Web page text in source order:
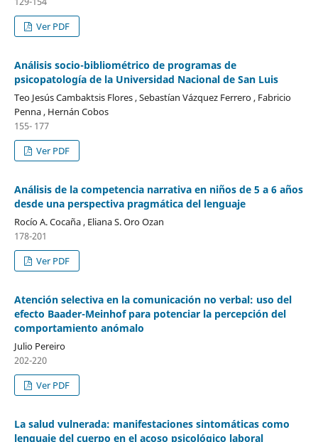
Ver PDF
Análisis socio-bibliométrico de programas de
psicopatología de la Universidad Nacional de San Luis
Teo Jesús Cambaktsis Flores , Sebastían Vázquez Ferrero , Fabricio
Penna , Hernán Cobos
155- 177
Ver PDF
Análisis de la competencia narrativa en niños de 5 a 6 años
desde una perspectiva pragmática del lenguaje
Rocío A. Cocaña , Eliana S. Oro Ozan
178-201
Ver PDF
Atención selectiva en la comunicación no verbal: uso del
efecto Baader-Meinhof para potenciar la percepción del
comportamiento anómalo
Julio Pereiro
202-220
Ver PDF
La salud vulnerada: manifestaciones sintomáticas como
lenguaje del cuerpo en el acoso psicológico laboral